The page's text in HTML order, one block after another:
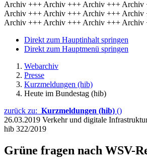
Archiv +++ Archiv +++ Archiv +++ Archiv
Archiv +++ Archiv +++ Archiv +++ Archiv
Archiv +++ Archiv +++ Archiv +++ Archiv
Direkt zum Hauptinhalt springen
Direkt zum Hauptmenü springen
Webarchiv
Presse
Kurzmeldungen (hib)
Heute im Bundestag (hib)
zurück zu: Kurzmeldungen (hib) ()
26.03.2019 Verkehr und digitale
hib 322/2019
Grüne fragen nach WSV-